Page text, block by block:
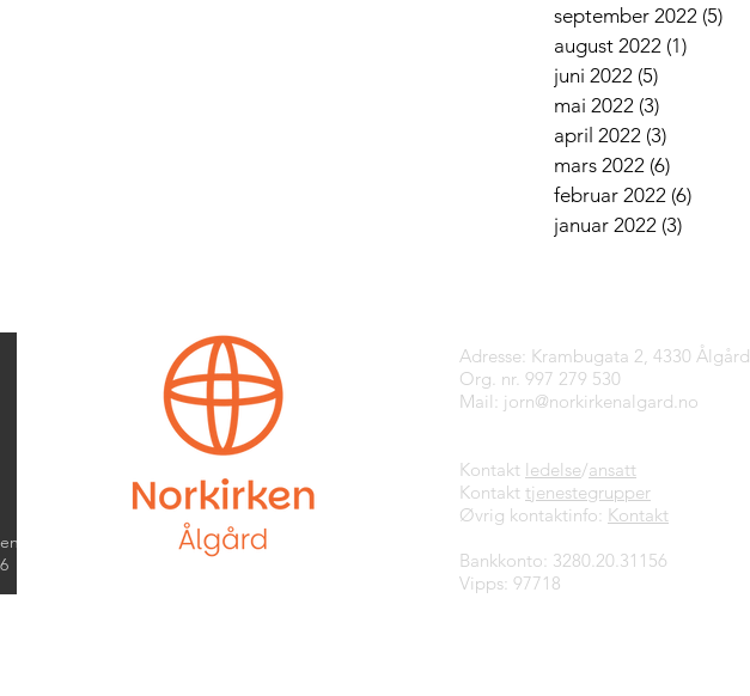
september 2022 (5)
august 2022 (1)
juni 2022 (5)
mai 2022 (3)
april 2022 (3)
mars 2022 (6)
februar 2022 (6)
januar 2022 (3)
Adresse: Krambugata 2, 4330 Ålgård
Org. nr. 997 279 530
Mail: jorn@norkirkenalgard.no
Kontakt ledelse/ansatt
Kontakt tjenestegrupper
Øvrig kontaktinfo: Kontakt
Bankkonto: 3280.20.31156
Vipps: 97718